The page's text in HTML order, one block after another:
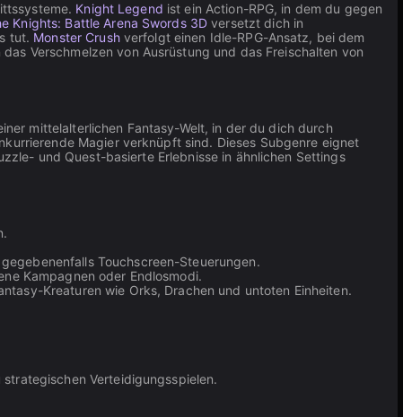
Knight Legend ist ein Action-RPG, in dem du gegen
Knights: Battle Arena Swords 3D versetzt dich in
tut. Monster Crushverfolgt einen Idle-RPG-Ansatz, bei dem
Verschmelzen von Ausrüstung und das Freischalten von
mittelalterlichen Fantasy-Welt, in der du dich durch
Magier verknüpft sind. Dieses Subgenre eignet
und Quest-basierte Erlebnisse in ähnlichen Settings
Touchscreen-Steuerungen.
Kampagnen oder Endlosmodi.
Kreaturen wie Orks, Drachen und untoten Einheiten.
Verteidigungsspielen.